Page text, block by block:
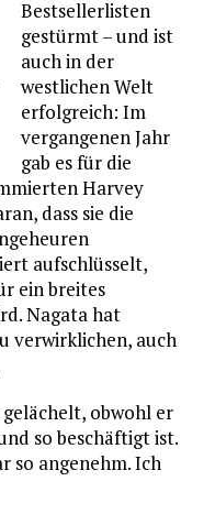
Bestsellerlisten
gestürmt – und ist
auch in der
westlichen Welt
erfolgreich: Im
vergangenen Jahr
gab es für die
Harvey
dass sie die
aufschlüsselt,
ein breites
Nagata hat
verwirklichen, auch
obwohl er
so beschäftigt ist.
so angenehm. Ich